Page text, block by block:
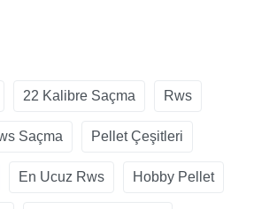
22 Kalibre Saçma Rws
Saçma Pellet Çeşitleri
En Ucuz Rws Hobby Pellet